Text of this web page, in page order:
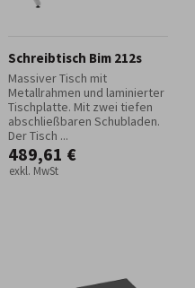
Schreibtisch Bim 212s
Massiver Tisch mit
Metallrahmen und laminierter
Tischplatte. Mit zwei tiefen
abschließbaren Schubladen.
Der Tisch ...
489,61 €
exkl. MwSt